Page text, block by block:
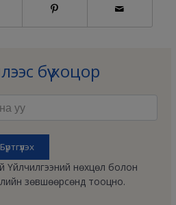
бүү хоцор
Үйлчилгээний нөхцөл болон
зөвшөөрсөнд тооцно.